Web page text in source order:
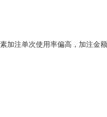
加注单次使用率偏高，加注金